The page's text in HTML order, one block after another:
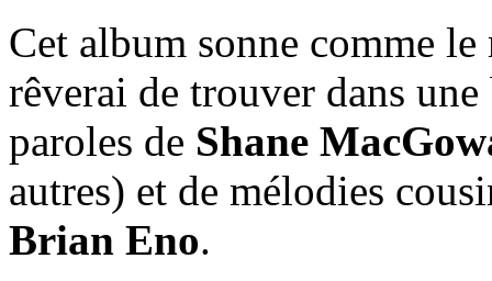
Cet album sonne comme
rêverai de trouver dans
paroles de Shane
autres) et de mélodies
Brian Eno.